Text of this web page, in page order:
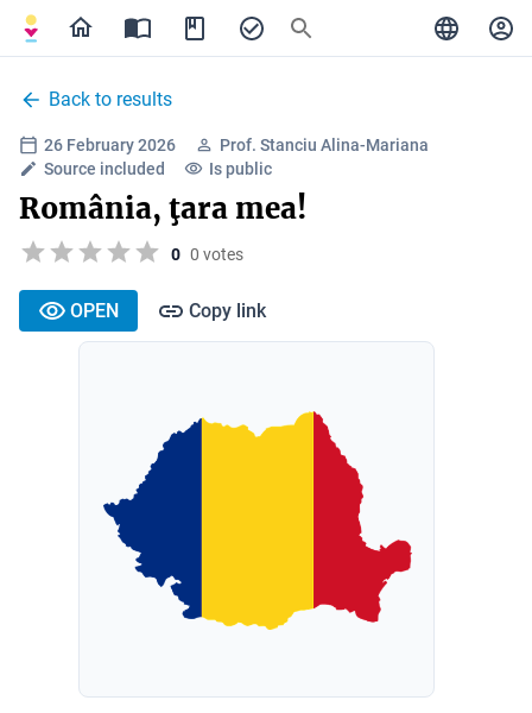
Back to results
26 February 2026
Prof. Stanciu Alina-Mariana
Source included
Is public
România, ţara mea!
0 0 votes
OPEN Copy link